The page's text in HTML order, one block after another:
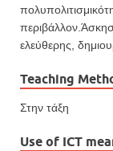
ελεύθερης,
Teaching
Στην τάξη
Use of ICT